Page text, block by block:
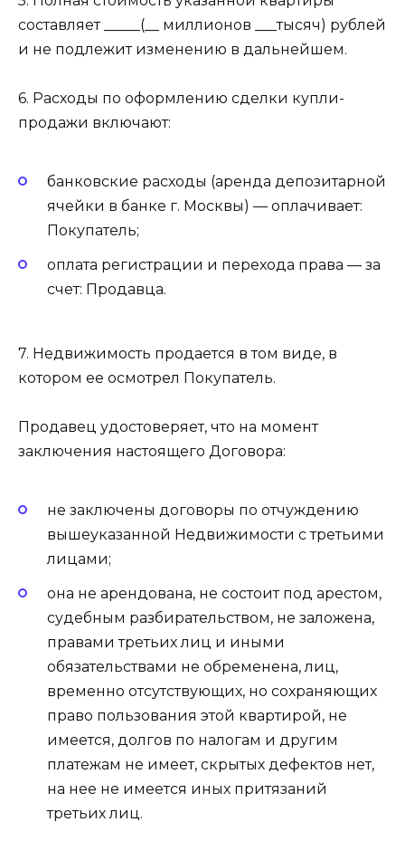
составляет _____(__ миллионов ___тысяч) рублей
и не подлежит изменению в дальнейшем.
6. Расходы по оформлению сделки купли-
продажи включают:
банковские расходы (аренда депозитарной
ячейки в банке г. Москвы) — оплачивает:
Покупатель;
оплата регистрации и перехода права — за
счет: Продавца.
7. Недвижимость продается в том виде, в
котором ее осмотрел Покупатель.
Продавец удостоверяет, что на момент
заключения настоящего Договора:
не заключены договоры по отчуждению
вышеуказанной Недвижимости с третьими
лицами;
она не арендована, не состоит под арестом,
судебным разбирательством, не заложена,
правами третьих лиц и иными
обязательствами не обременена, лиц,
временно отсутствующих, но сохраняющих
право пользования этой квартирой, не
имеется, долгов по налогам и другим
платежам не имеет, скрытых дефектов нет,
на нее не имеется иных притязаний
третьих лиц.